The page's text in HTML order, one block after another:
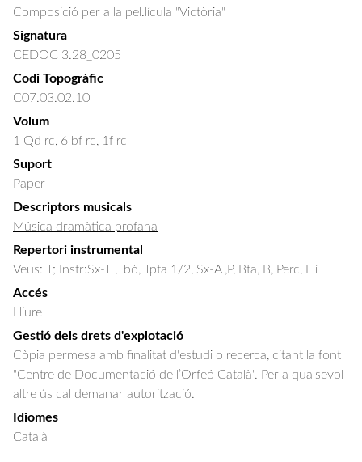
Composició per a la pel.lícula "Victòria"
Signatura
CEDOC 3.28_0205
Codi Topogràfic
C07.03.02.10
Volum
1 Qd rc, 6 bf rc, 1f rc
Suport
Paper
Descriptors musicals
Música dramàtica profana
Repertori instrumental
Veus: T; Instr:Sx-T ,Tbó, Tpta 1/2, Sx-A ,P, Bta, B, Perc, Flí
Accés
Lliure
Gestió dels drets d'explotació
Còpia permesa amb finalitat d'estudi o recerca, citant la font
"Centre de Documentació de l’Orfeó Català". Per a qualsevol
altre ús cal demanar autorització.
Idiomes
Català